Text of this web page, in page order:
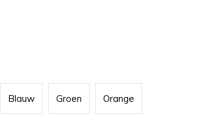
Blauw Groen Orange